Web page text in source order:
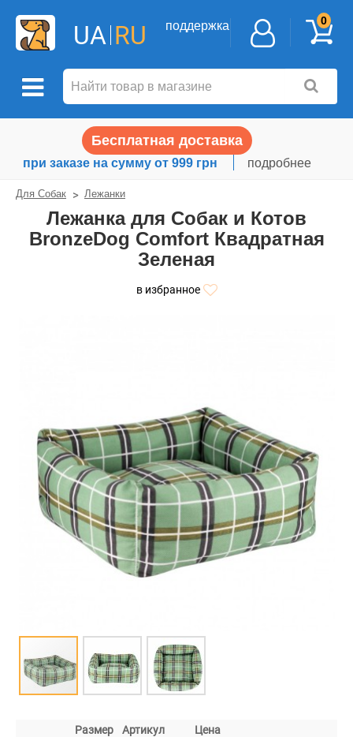
UA RU поддержка 0
Бесплатная доставка
при заказе на сумму от 999 грн подробнее
Для Собак Лежанки
Лежанка для Собак и Котов
BronzeDog Comfort Квадратная
Зеленая
в избранное
Размер Артикул Цена